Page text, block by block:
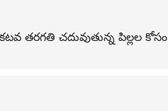
తరగతి చదువుతున్న పిల్లల కోసం